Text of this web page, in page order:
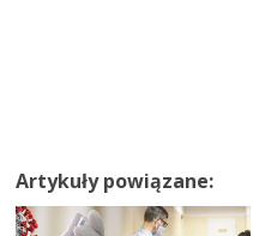
Artykuły powiązane: